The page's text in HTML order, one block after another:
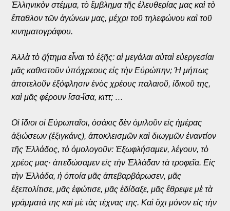
Ἑλληνικὸν στέμμα, τὸ ἔμβλημα τῆς ἐλευθερίας μας καὶ τὸ
ἔπαθλον τῶν ἀγώνων μας, μέχρι τοῦ τηλεφώνου καὶ τοῦ
κινηματογράφου.
Ἀλλὰ τὸ ζήτημα εἶναι τὸ ἑξῆς: αἱ μεγάλαι αὐταὶ εὐεργεσίαι
μᾶς καθιστοῦν ὑπόχρεους εἰς τὴν Εὐρώπην; Ή μήπως
ἀποτελοῦν ἐξόφλησιν ἑνὸς χρέους παλαιοῦ, ἰδικοῦ της,
καὶ μᾶς φέρουν ἴσα-ἴσα, κιττ; …
Οἱ ἴδιοι οἱ Εὐρωπαῖοι, ὁσάκις δὲν ὁμιλοῦν εἰς ἡμέρας
ἀξιώσεων (ἐξιγκάνς), ἀποκλεισμῶν καὶ διωγμῶν ἐναντίον
τῆς Ἑλλάδος, τὸ ὁμολογοῦν: Ἐξωφλήσαμεν, λέγουν, τὸ
χρέος μας· ἀπεδώσαμεν εἰς τὴν Ἑλλάδαν τὰ τροφεῖα. Εἰς
τὴν Ἑλλάδα, ἡ ὁποία μᾶς ἀπεβαρβάρωσεν, μᾶς
ἐξεπολίτισε, μᾶς ἐφώτισε, μᾶς ἐδίδαξε, μᾶς ἔθρεψε μὲ τὰ
γράμματά της καὶ μὲ τὰς τέχνας της. Καὶ ὄχι μόνον εἰς τὴν